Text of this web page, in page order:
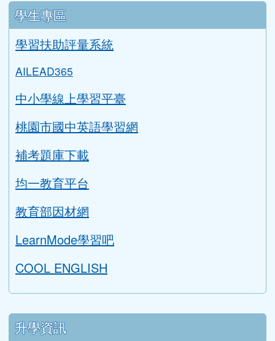
教師信箱
學生信箱
搜尋
學生專區
學習扶助評量系統
AILEAD365
桃園市國中英語學習網